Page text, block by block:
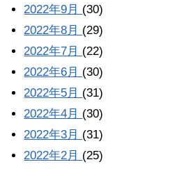
2022年9月 (30)
2022年8月 (29)
2022年7月 (22)
2022年6月 (30)
2022年5月 (31)
2022年4月 (30)
2022年3月 (31)
2022年2月 (25)